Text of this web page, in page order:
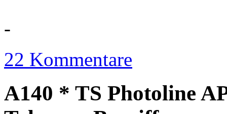
-
22 Kommentare
A140 * TS Photoline